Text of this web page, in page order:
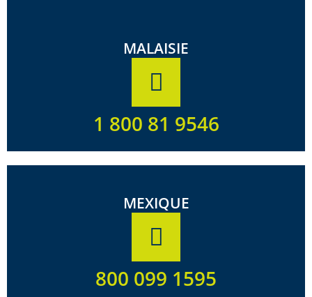
MALAISIE
1 800 81 9546
MEXIQUE
800 099 1595